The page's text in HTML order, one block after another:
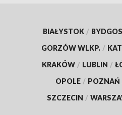
BIAŁYSTOK /
GORZÓW WLKP. /
KRAKÓW / LUBLIN /
OPOLE / POZNAŃ
SZCZECIN /